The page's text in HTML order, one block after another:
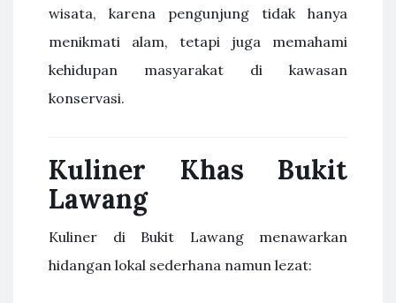
wisata, karena pengunjung tidak hanya
menikmati alam, tetapi juga memahami
kehidupan masyarakat di kawasan
konservasi.
Kuliner Khas Bukit
Lawang
Kuliner di Bukit Lawang menawarkan
hidangan lokal sederhana namun lezat: